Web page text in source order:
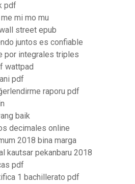
pdf
mi mo mu
street epub
juntos es confiable
por integrales triples
wattpad
pdf
raporu pdf
baik
decimales online
2018 bina marga
kautsar pekanbaru 2018
pdf
1 bachillerato pdf